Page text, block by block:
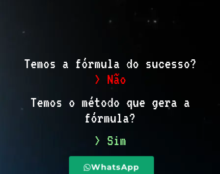
Temos a fórmula do sucesso?
> Não
Temos o método que gera a
fórmula?
> Sim
WhatsApp